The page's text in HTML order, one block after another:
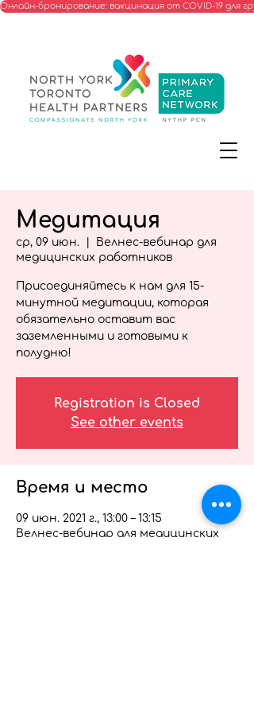
Онлайн-бронирование: вакцинация от COVID-19 для
Медитация
ср, 09 июн.
Велнес-вебинар для
медицинских работников
Присоединяйтесь к нам для 15-
минутной медитации, которая
обязательно оставит вас
заземленными и готовыми к
полудню!
Registration is Closed
See other events
Время и место
09 июн. 2021 г., 13:00 – 13:15
Велнес-вебинар для медицинских